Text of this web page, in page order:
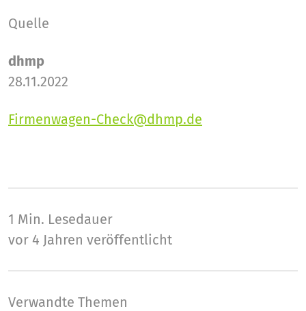
Quelle
dhmp
28.11.2022
Firmenwagen-Check@dhmp.de
1 Min. Lesedauer
vor 4 Jahren veröffentlicht
Verwandte Themen